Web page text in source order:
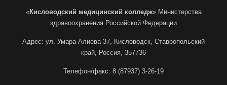
«Кисловодский медицинский колледж» Министерства
здравоохранения Российской Федерации
Адрес: ул. Умара Алиева 37, Кисловодск, Ставропольский
край, Россия, 357736
Телефон/факс: 8 (87937) 3-26-19